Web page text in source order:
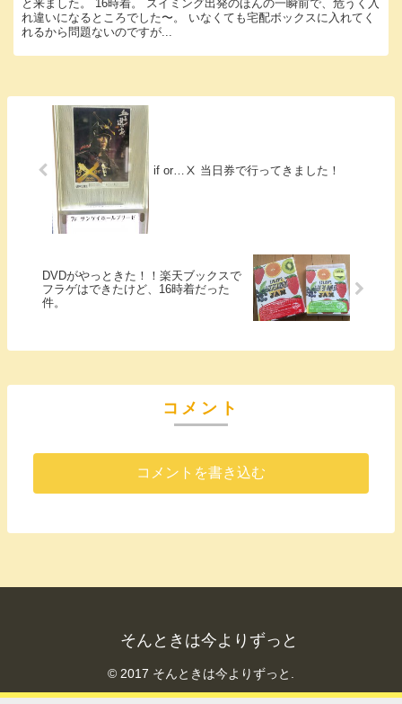
と来ました。 16時着。 スイミング出発のほんの一瞬前で、危うく入
れ違いになるところでした〜。 いなくても宅配ボックスに入れてく
れるから問題ないのですが...
if or…Ⅹ 当日券で行ってきました！
DVDがやっときた！！楽天ブックスで
フラゲはできたけど、16時着だった
件。
コメント
コメントを書き込む
そんときは今よりずっと
© 2017 そんときは今よりずっと.